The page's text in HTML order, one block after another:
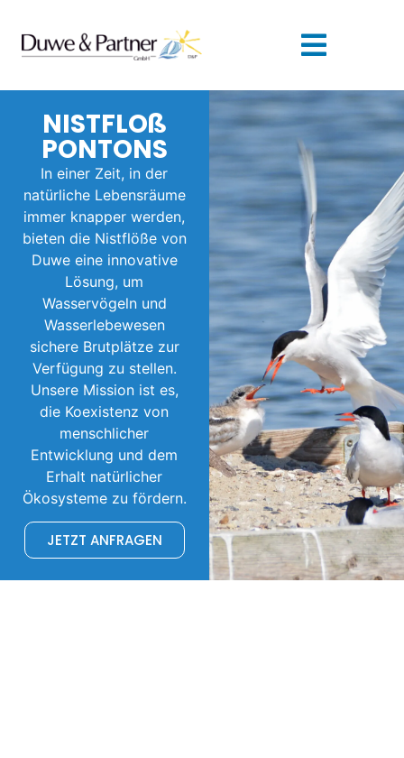
NISTFLOß
PONTONS
In einer Zeit, in der
natürliche Lebensräume
immer knapper werden,
bieten die Nistflöße von
Duwe eine innovative
Lösung, um
Wasservögeln und
Wasserlebewesen
sichere Brutplätze zur
Verfügung zu stellen.
Unsere Mission ist es,
die Koexistenz von
menschlicher
Entwicklung und dem
Erhalt natürlicher
Ökosysteme zu fördern.
JETZT ANFRAGEN